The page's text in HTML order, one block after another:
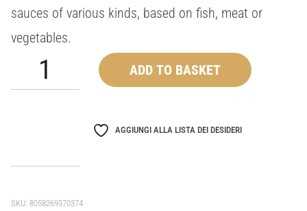
sauces of various kinds, based on fish, meat or
vegetables.
ADD TO BASKET
AGGIUNGI ALLA LISTA DEI DESIDERI
SKU: 8058269370374